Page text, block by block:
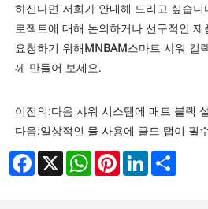
하신다면 저희가 안내해 드리고 싶습니
로젝트에 대해 논의하거나 선구적인
요청하기 위해MNBAM스마트 샤워 컬
께 만들어 보세요.
이전의:다음 샤워 시스템에 매트 블랙
다음:일상적인 물 사용에 콜드 탭이 필
Facebook
X WhatsAppPinterestLinkedIn